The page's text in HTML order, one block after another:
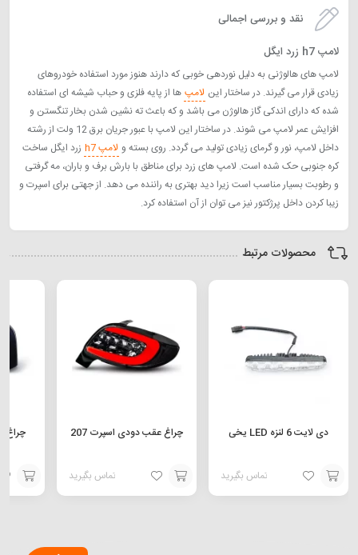
نقد و بررسی اجمالی
لامپ h7 زرد ایگل
لامپ های هالوژنی به دلیل نوردهی خوبی که دارند هنوز مورد استفاده خودروهای
زیادی قرار می گیرند. در ساختار این لامپ ها از پایه فلزی و حباب شیشه ای استفاده
شده که دارای اندکی گاز هالوژن می باشد و که باعث ته نشین شدن بخار تنگستن و
افزایش عمر لامپ می شوند. در ساختار این لامپ با عبور جریان برق 12 ولت از رشته
داخل لامپ، نور و گرمای زیادی تولید می گردد. روی بسته و لامپ h7
زرد ایگل ساخت
کره جنوبی حک شده است. لامپ های زرد برای مناطق با بارش برف و باران، مه گرفتی
و رطوبت بسیار مناسب است زیرا دید بهتری به راننده می دهد. از جهتی برای اسپرت و
زیبا کردن داخل پرژکتور نیز می توان از آن استفاده کرد.
محصولات مرتبط
دی لایت 6 لنزه LED یخی
تماس بگیرید
افزودن
چراغ عقب دودی اسپرت 207
تماس بگیرید
افزودن
افزودن
سبد